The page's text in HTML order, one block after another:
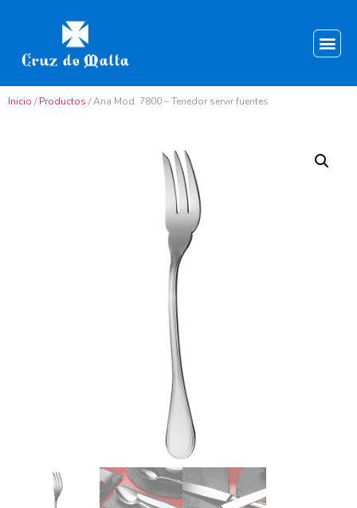
Inicio /Productos / Ana Mod. 7800 – Tenedor servir fuentes